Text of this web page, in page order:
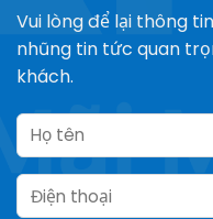
Vui lòng để lại thông
nhũng tin tức quan
khách.